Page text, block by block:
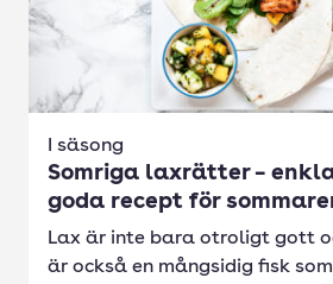
I säsong
Somriga laxrätter –
goda recept för
Lax är inte bara otroligt gott
är också en mångsidig fisk